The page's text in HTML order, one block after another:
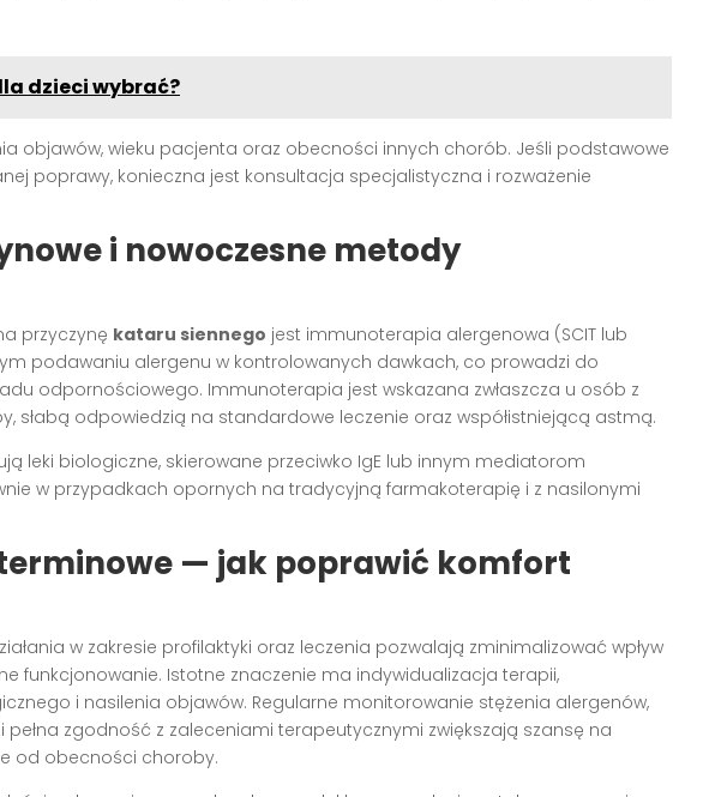
dzieci wybrać?
objawów, wieku pacjenta oraz obecności innych chorób. Jeśli podstawowe
poprawy, konieczna jest konsultacja specjalistyczna i rozważenie
i nowoczesne metody
przyczynę kataru siennego jest immunoterapia alergenowa (SCIT lub
podawaniu alergenu w kontrolowanych dawkach, co prowadzi do
odpornościowego. Immunoterapia jest wskazana zwłaszcza u osób z
słabą odpowiedzią na standardowe leczenie oraz współistniejącą astmą.
leki biologiczne, skierowane przeciwko IgE lub innym mediatorom
w przypadkach opornych na tradycyjną farmakoterapię i z nasilonymi
— jak poprawić komfort
w zakresie profilaktyki oraz leczenia pozwalają zminimalizować wpływ
funkcjonowanie. Istotne znaczenie ma indywidualizacja terapii,
i nasilenia objawów. Regularne monitorowanie stężenia alergenów,
pełna zgodność z zaleceniami terapeutycznymi zwiększają szansę na
od obecności choroby.